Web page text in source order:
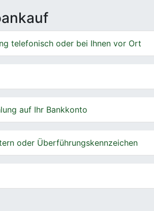
telefonisch oder bei Ihnen vor Ort
auf Ihr Bankkonto
oder Überführungskennzeichen